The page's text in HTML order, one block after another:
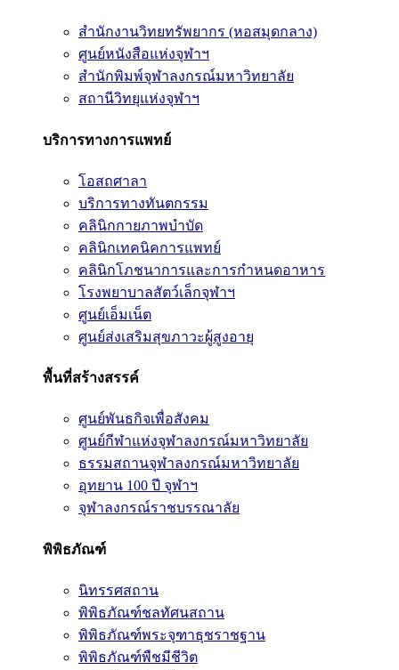
สำนักงานวิทยทรัพยากร (หอสมุดกลาง)
ศูนย์หนังสือแห่งจุฬาฯ
สำนักพิมพ์จุฬาลงกรณ์มหาวิทยาลัย
สถานีวิทยุแห่งจุฬาฯ
บริการทางการแพทย์
โอสถศาลา
บริการทางทันตกรรม
คลินิกกายภาพบำบัด
คลินิกเทคนิคการแพทย์
คลินิกโภชนาการและการกำหนดอาหาร
โรงพยาบาลสัตว์เล็กจุฬาฯ
ศูนย์เอ็มเน็ต
ศูนย์ส่งเสริมสุขภาวะผู้สูงอายุ
พื้นที่สร้างสรรค์
ศูนย์พันธกิจเพื่อสังคม
ศูนย์กีฬาแห่งจุฬาลงกรณ์มหาวิทยาลัย
ธรรมสถานจุฬาลงกรณ์มหาวิทยาลัย
อุทยาน 100 ปี จุฬาฯ
จุฬาลงกรณ์ราชบรรณาลัย
พิพิธภัณฑ์
นิทรรศสถาน
พิพิธภัณฑ์ชลทัศนสถาน
พิพิธภัณฑ์พระจุฑาธุชราชฐาน
พิพิธภัณฑ์พืชมีชีวิต